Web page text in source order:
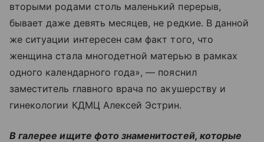
вторыми родами столь маленький перерыв,
бывает даже девять месяцев, не редкие. В данной
же ситуации интересен сам факт того, что
женщина стала многодетной матерью в рамках
одного календарного года», — пояснил
заместитель главного врача по акушерству и
гинекологии КДМЦ Алексей Эстрин.
В галерее ищите фото знаменитостей, которые